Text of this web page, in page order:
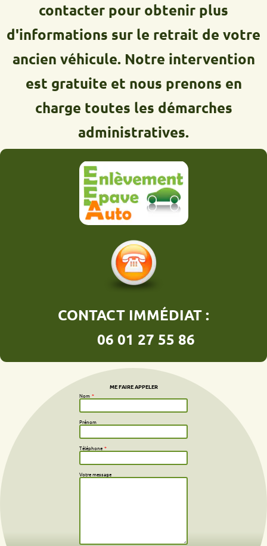
contacter pour obtenir plus
d'informations sur le retrait de votre
ancien véhicule. Notre intervention
est gratuite et nous prenons en
charge toutes les démarches
administratives.
CONTACT IMMÉDIAT :
06 01 27 55 86
ME FAIRE APPELER
Nom *
Prénom
Téléphone *
Votre message